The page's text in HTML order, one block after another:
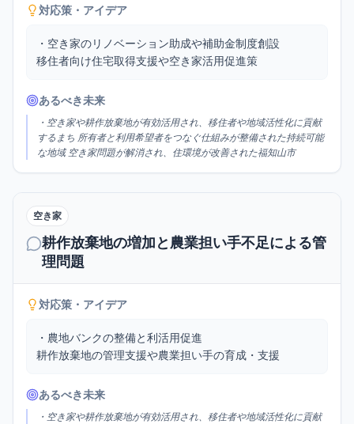
対応策・アイデア
・空き家のリノベーション助成や補助金制度創設
移住者向け住宅取得支援や空き家活用促進策
あるべき未来
・空き家や耕作放棄地が有効活用され、移住者や地域活性化に貢献
するまち 所有者と利用希望者をつなぐ仕組みが整備された持続可能
な地域 空き家問題が解消され、住環境が改善された福知山市
空き家
耕作放棄地の増加と農業担い手不足による管
理問題
対応策・アイデア
・農地バンクの整備と利活用促進
耕作放棄地の管理支援や農業担い手の育成・支援
あるべき未来
・空き家や耕作放棄地が有効活用され、移住者や地域活性化に貢献